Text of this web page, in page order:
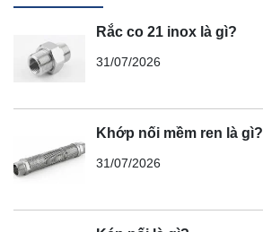
Rắc co 21 inox là gì?
31/07/2026
Khớp nối mềm ren là gì?
31/07/2026